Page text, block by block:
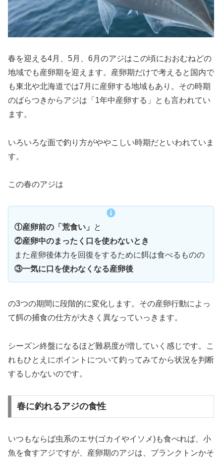
春を迎える4月、5月、6月のアジはこの頃におおむねどの
地域でも産卵期を迎えます。産卵期だけで考えると国内で
も東北や北海道では7月に産卵する地域もあり。その時期
のばらつきからアジは「1年中産卵する」とも言われてい
ます。
いろいろな面で釣り方がややこしい時期だといわれていま
す。
この春のアジは
①産卵前の「荒食い」
と
②産卵中のまったく口を使わないとき
また産卵後体力を回復をするために餌は食べるものの
③一気に口を使わなくなる産卵後
の3つの期間に段階的に変化します。その産卵行動によっ
て餌の捕食の仕方が大きく異なっていっきます。
シーズン終盤になるほど難易度が増していく感じです。こ
れもひとえにポイントについて釣ってみてから状況を判断
するしかないのです。
春に釣れるアジの食性
いつもならば虫系のエサ(ゴカイやイソメ)も食べれば、小
魚を食すアジですが、産卵期のアジは、プランクトンかそ